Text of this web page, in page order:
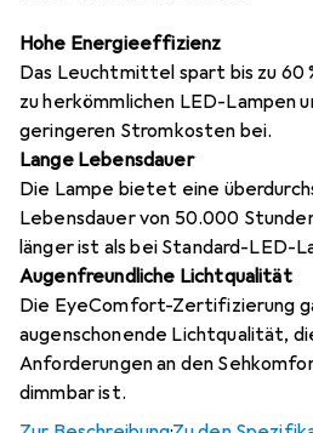
Hohe Energieeffizienz
Das Leuchtmittel spart bis zu 60
zu herkömmlichen LED-Lampen
geringeren Stromkosten bei.
Lange Lebensdauer
Die Lampe bietet eine
Lebensdauer von 50.000
länger ist als bei Standard-LED-
Augenfreundliche Lichtqualität
Die EyeComfort-Zertifizierung
augenschonende Lichtqualität,
Anforderungen an den
dimmbar ist.